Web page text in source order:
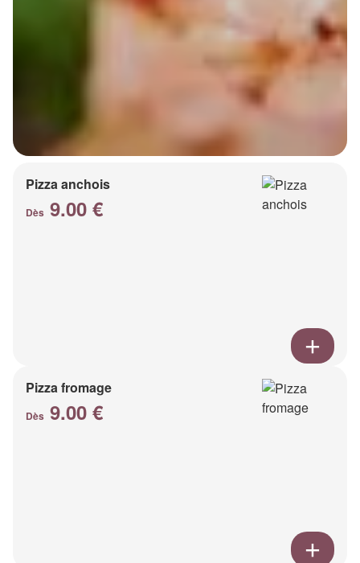
Pizza anchois
Dès 9.00 €
Pizza fromage
Dès 9.00 €